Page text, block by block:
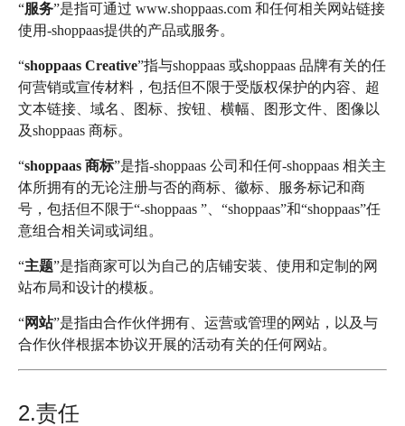
“服务”是指可通过 www.shoppaas.com 和任何相关网站链接
使用-shoppaas提供的产品或服务。
“shoppaas Creative”指与shoppaas 或shoppaas 品牌有关的任
何营销或宣传材料，包括但不限于受版权保护的内容、超
文本链接、域名、图标、按钮、横幅、图形文件、图像以
及shoppaas 商标。
“shoppaas 商标”是指-shoppaas 公司和任何-shoppaas 相关主
体所拥有的无论注册与否的商标、徽标、服务标记和商
号，包括但不限于“-shoppaas ”、“shoppaas”和“shoppaas”任
意组合相关词或词组。
“主题”是指商家可以为自己的店铺安装、使用和定制的网
站布局和设计的模板。
“网站”是指由合作伙伴拥有、运营或管理的网站，以及与
合作伙伴根据本协议开展的活动有关的任何网站。
2.责任